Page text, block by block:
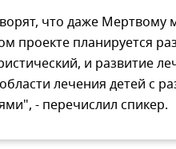
что даже Мертвому
проекте планируется
и развитие
лечения детей с
- перечислил спикер.